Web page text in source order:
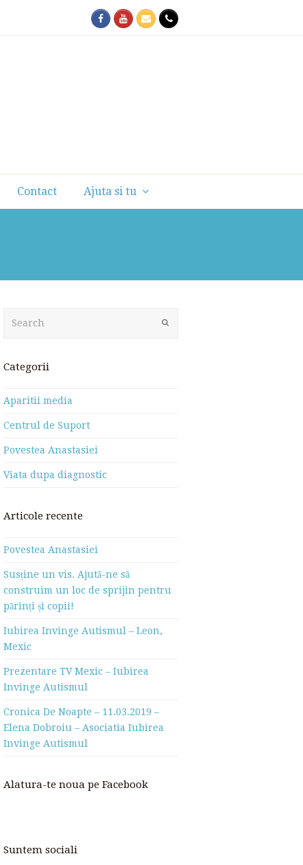
FacebookYoutube
EmailPhone
Contact Ajuta si tu
Categorii
Aparitii media
Centrul de Suport
Povestea Anastasiei
Viata dupa diagnostic
Articole recente
Povestea Anastasiei
Susține un vis. Ajută-ne să
construim un loc de sprijin pentru
părinți și copii!
Iubirea Invinge Autismul – Leon,
Mexic
Prezentare TV Mexic – Iubirea
Invinge Autismul
Cronica De Noapte – 11.03.2019 –
Elena Dobroiu – Asociatia Iubirea
Invinge Autismul
Alatura-te noua pe Facebook
Suntem sociali